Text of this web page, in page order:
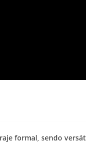
formal, sendo